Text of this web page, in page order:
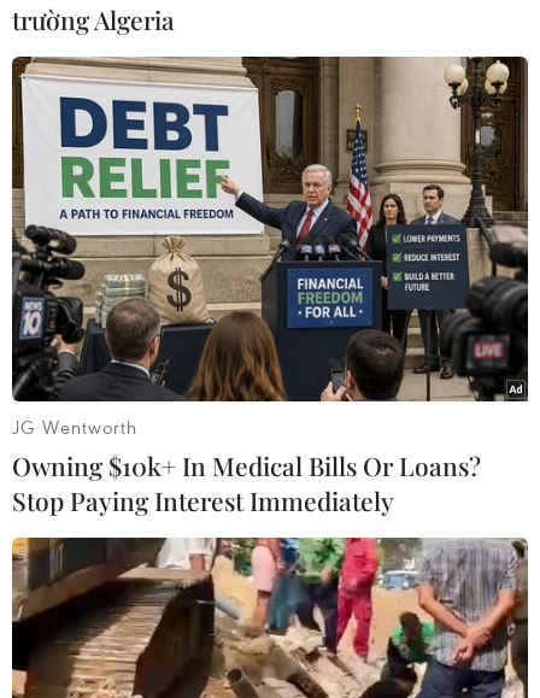
chuẩn Hiệp ước Di cư toàn cầu hôm 10/12 vừa
qua tại Marrakech, Maroc./.
(TTXVN/Vietnam+)
#Việc làm #Hiệp ước di cư toàn cầu
#Twitter
#Người tị nạn
#Tổng thống đắc cử Jair Bolsonaro
#tin tức thời sự
#tin tức hot
#thời sự thế giới
#VietnamPlus
Brazil
trường Algeria
JG Wentworth
Owning $10k+ In Medical Bills Or Loans?
Stop Paying Interest Immediately